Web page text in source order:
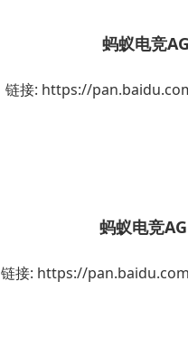
蚂蚁电竞
链接: https://
蚂蚁电竞
链接: https://